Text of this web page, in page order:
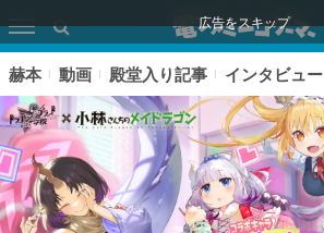
広告をスキップ
赫本 動画 殿堂入り記事 インタビュー